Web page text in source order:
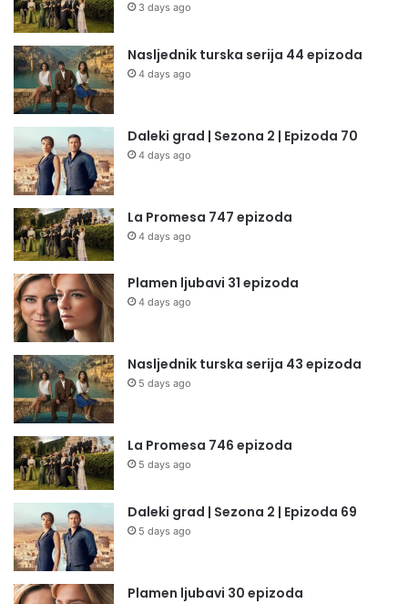
3 days ago
Nasljednik turska serija 44 epizoda
4 days ago
Daleki grad | Sezona 2 | Epizoda 70
4 days ago
La Promesa 747 epizoda
4 days ago
Plamen ljubavi 31 epizoda
4 days ago
Nasljednik turska serija 43 epizoda
5 days ago
La Promesa 746 epizoda
5 days ago
Daleki grad | Sezona 2 | Epizoda 69
5 days ago
Plamen ljubavi 30 epizoda